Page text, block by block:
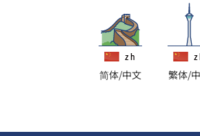
简体/中文 繁体/